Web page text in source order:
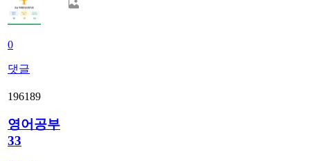
0
댓글
196189
영어공부
33